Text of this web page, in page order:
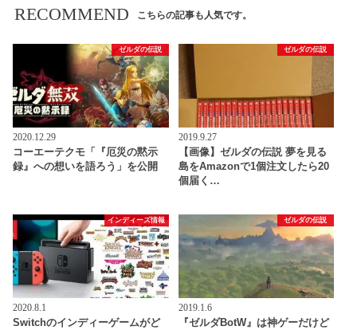
RECOMMEND こちらの記事も人気です。
ゼルダの伝説
2020.12.29
コーエーテクモ「『厄災の黙示
録』への想いを語ろう」を公開
ゼルダの伝説
2019.9.27
【画像】ゼルダの伝説 夢を見る
島をAmazonで1個注文したら20
個届く…
インディーズ情報
2020.8.1
Switchのインディーゲームがど
ゼルダの伝説
2019.1.6
『ゼルダBotW』は神ゲーだけど